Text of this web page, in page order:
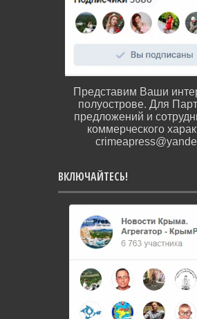
Представим Ваши
полуострове. Для
предложений и
коммерческого
ВКЛЮЧАЙТЕСЬ!